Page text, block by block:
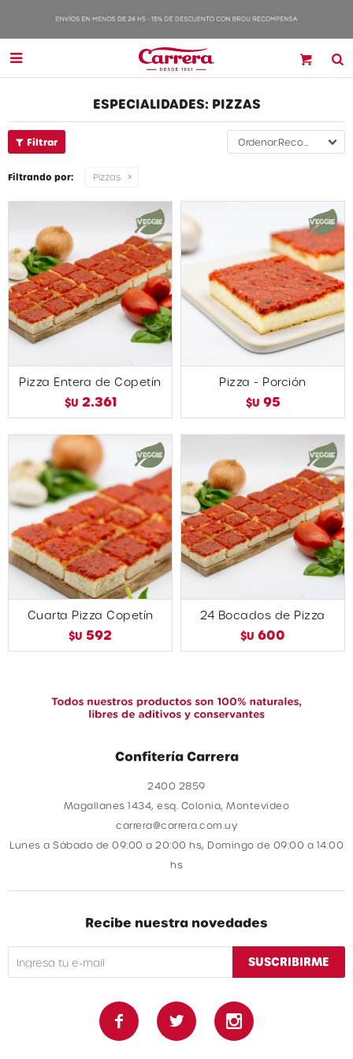

ESPECIALIDADES: PIZZAS
Recomendados
Filtrando por: Pizzas
Pizza Entera de Copetín
$U 2.361
Pizza - Porción
$U 95
Cuarta Pizza Copetín
$U 592
24 Bocados de Pizza
$U 600
Confitería Carrera
2400 2859
Magallanes 1434, esq. Colonia, Montevideo
carrera@carrera.com.uy
Lunes a Sábado de 09:00 a 20:00 hs, Domingo de 09:00 a 14:00
hs
Recibe nuestra novedades
SUSCRIBIRME
  